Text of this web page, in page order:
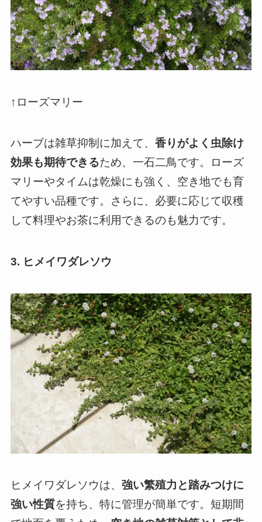
↑ローズマリー
ハーブは雑草抑制に加えて、 香りがよく虫除け
効果も期待できるため、一石二鳥です。ローズ
マリーやタイムは乾燥にも強く、空き地でも育
てやすい品種です。さらに、必要に応じて収穫
して料理やお茶に利用できるのも魅力です。
3. ヒメイワダレソウ
ヒメイワダレソウは、 強い繁殖力と踏みつけに
強い性質を持ち、特に管理が簡単です。短期間